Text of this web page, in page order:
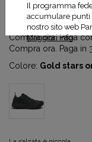
315,00 €
Compra ora. Paga
Compra ora. Paga in
Colore: Gold stars
Il programma
accumulare punti
nostro sito web
Maggiori info